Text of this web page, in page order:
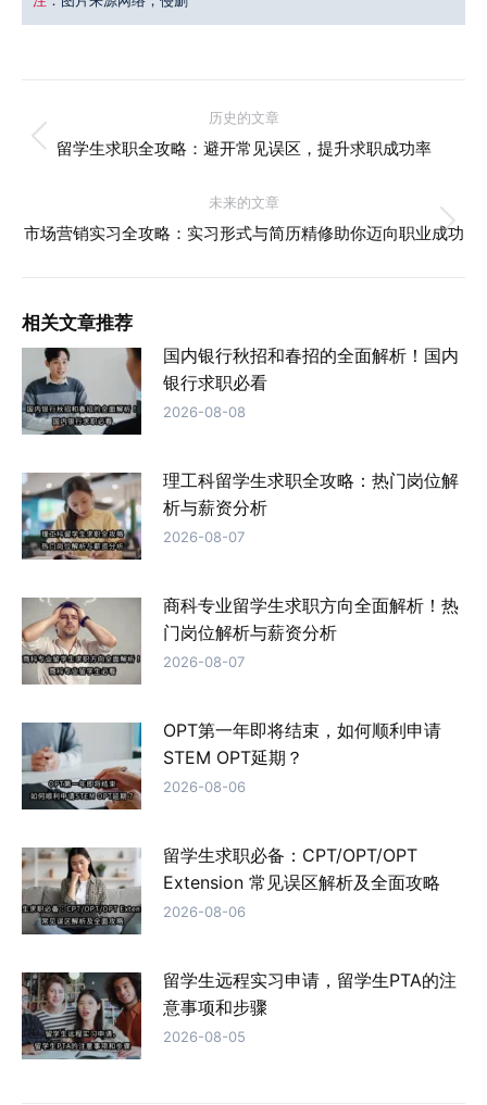
章
航
历史的文章
历
的
文
留学生求职全攻略：避开常见误区，提升求职成功率
未来的文章
未
市场营销实习全攻略：实习形式与简历精修助你迈向职业成功
相关文章推荐
国内银行秋招和春招的全面解析！国内
银行求职必看
2026-08-08
理工科留学生求职全攻略：热门岗位解
析与薪资分析
2026-08-07
商科专业留学生求职方向全面解析！热
门岗位解析与薪资分析
2026-08-07
OPT第一年即将结束，如何顺利申请
STEM OPT延期？
2026-08-06
留学生求职必备：CPT/OPT/OPT
Extension 常见误区解析及全面攻略
2026-08-06
留学生远程实习申请，留学生PTA的注
意事项和步骤
2026-08-05